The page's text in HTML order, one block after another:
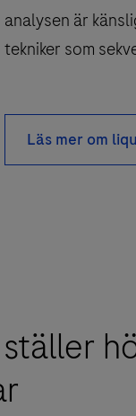
analysen är
tekniker som
Läs mer om